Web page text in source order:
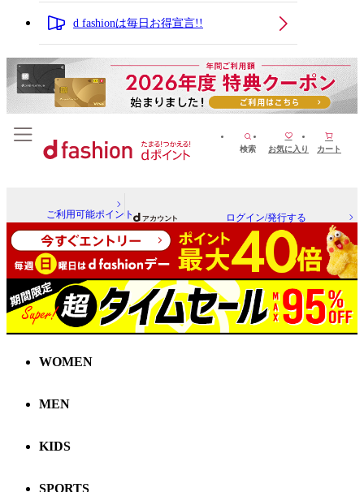
d fashionは毎日お得宣言!!
検索 お気に入り カート
ご利用可能ポイント ログイン/発行する
WOMEN
MEN
KIDS
SPORTS